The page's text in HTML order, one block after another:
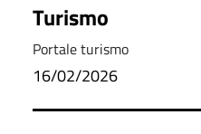
Turismo
Portale turismo
16/02/2026